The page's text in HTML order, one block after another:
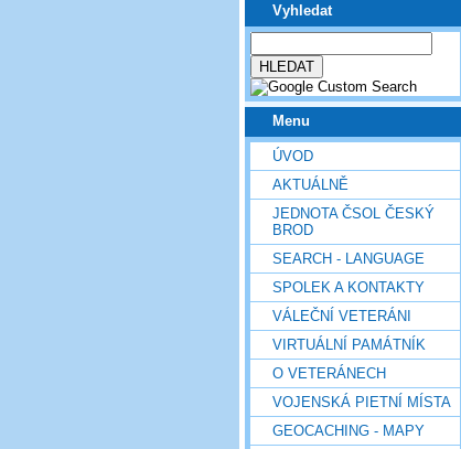
Vyhledat
Menu
ÚVOD
AKTUÁLNĚ
JEDNOTA ČSOL ČESKÝ
BROD
SEARCH - LANGUAGE
SPOLEK A KONTAKTY
VÁLEČNÍ VETERÁNI
VIRTUÁLNÍ PAMÁTNÍK
O VETERÁNECH
VOJENSKÁ PIETNÍ MÍSTA
GEOCACHING - MAPY